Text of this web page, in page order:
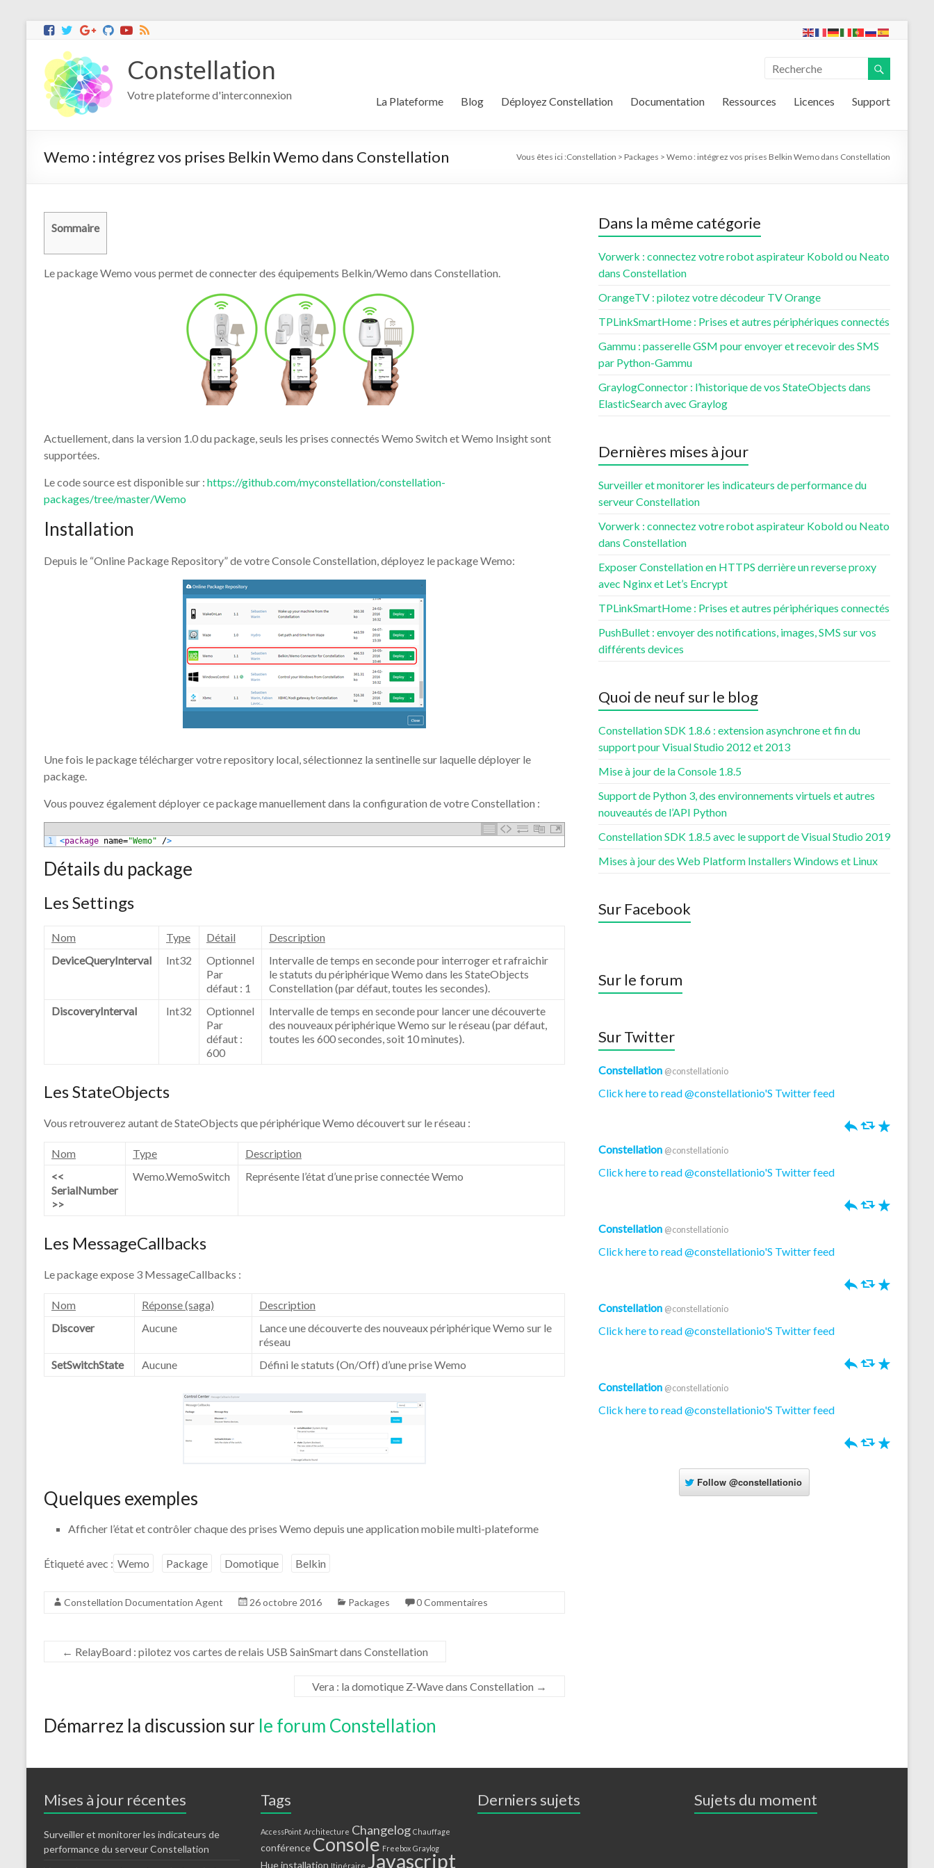
Constellation
Votre plateforme d'interconnexion La Plateforme Blog Déployez Constellation Documentation Ressources Licences Support
Wemo : intégrez vos prises Belkin Wemo dans Constellation Vous êtes ici :Constellation > Packages > Wemo : intégrez vos prises Belkin Wemo dans Constellation
Sommaire
Le package Wemo vous permet de connecter des équipements Belkin/Wemo dans Constellation.
Actuellement, dans la version 1.0 du package, seuls les prises connectés Wemo Switch et Wemo Insight sont
supportées.
Le code source est disponible sur : https://github.com/myconstellation/constellation-
packages/tree/master/Wemo
Installation
Depuis le “Online Package Repository” de votre Console Constellation, déployez le package Wemo:
Une fois le package télécharger votre repository local, sélectionnez la sentinelle sur laquelle déployer le
package.
Vous pouvez également déployer ce package manuellement dans la configuration de votre Constellation :
1 <package name="Wemo" />
Détails du package
Les Settings
Nom Type Détail
Description
DeviceQueryInterval
Int32
Optionnel
Par
défaut : 1
Intervalle de temps en seconde pour interroger et rafraichir
le statuts du périphérique Wemo dans les StateObjects
Constellation (par défaut, toutes les secondes).
DiscoveryInterval
Int32
Optionnel
Par
défaut :
600
Intervalle de temps en seconde pour lancer une découverte
des nouveaux périphérique Wemo sur le réseau (par défaut,
toutes les 600 secondes, soit 10 minutes).
Les StateObjects
Vous retrouverez autant de StateObjects que périphérique Wemo découvert sur le réseau :
Nom Type
Description
<<
SerialNumber
>>
Wemo.WemoSwitch Représente l’état d’une prise connectée Wemo
Les MessageCallbacks
Le package expose 3 MessageCallbacks :
Nom Réponse (saga)
Description
Discover
Aucune
Lance une découverte des nouveaux périphérique Wemo sur le
réseau
SetSwitchState
Aucune Défini le statuts (On/Off) d’une prise Wemo
Quelques exemples
Afficher l’état et contrôler chaque des prises Wemo depuis une application mobile multi-plateforme
Étiqueté avec : Wemo Package Domotique Belkin
Constellation Documentation Agent 26 octobre 2016 Packages 0 Commentaires
← RelayBoard : pilotez vos cartes de relais USB SainSmart dans Constellation
Vera : la domotique Z-Wave dans Constellation →
Démarrez la discussion sur le forum Constellation
Dans la même catégorie
Vorwerk : connectez votre robot aspirateur Kobold ou Neato
dans Constellation
OrangeTV : pilotez votre décodeur TV Orange
TPLinkSmartHome : Prises et autres périphériques connectés
Gammu : passerelle GSM pour envoyer et recevoir des SMS
par Python-Gammu
GraylogConnector : l’historique de vos StateObjects dans
ElasticSearch avec Graylog
Dernières mises à jour
Surveiller et monitorer les indicateurs de performance du
serveur Constellation
Vorwerk : connectez votre robot aspirateur Kobold ou Neato
dans Constellation
Exposer Constellation en HTTPS derrière un reverse proxy
avec Nginx et Let’s Encrypt
TPLinkSmartHome : Prises et autres périphériques connectés
PushBullet : envoyer des notifications, images, SMS sur vos
différents devices
Quoi de neuf sur le blog
Constellation SDK 1.8.6 : extension asynchrone et fin du
support pour Visual Studio 2012 et 2013
Mise à jour de la Console 1.8.5
Support de Python 3, des environnements virtuels et autres
nouveautés de l’API Python
Constellation SDK 1.8.5 avec le support de Visual Studio 2019
Mises à jour des Web Platform Installers Windows et Linux
Sur Facebook
Sur le forum
Sur Twitter
Constellation @constellationio
Click here to read @constellationio'S Twitter feed
h J R
Constellation @constellationio
Click here to read @constellationio'S Twitter feed
h J R
Constellation @constellationio
Click here to read @constellationio'S Twitter feed
h J R
Constellation @constellationio
Click here to read @constellationio'S Twitter feed
h J R
Constellation @constellationio
Click here to read @constellationio'S Twitter feed
h J R
Follow @constellationio
Mises à jour récentes
Surveiller et monitorer les indicateurs de
performance du serveur Constellation
Tags
AccessPoint Architecture Changelog Chauffage
conférence Console Freebox Graylog
Hueinstallation Itinéraire Javascript
Derniers sujets Sujets du moment